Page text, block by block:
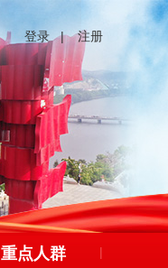
登录| 注册
重点人群 |